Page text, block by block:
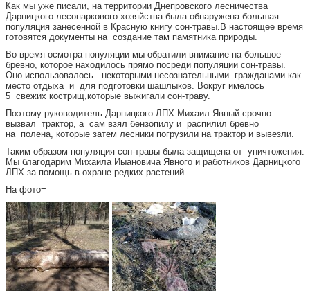
Как мы уже писали, на территории Днепровского лесничества
Дарницкого лесопаркового хозяйства была обнаружена большая
популяция занесенной в Красную книгу сон-травы.В настоящее время
готовятся документы на создание там памятника природы.
Во время осмотра популяции мы обратили внимание на большое
бревно, которое находилось прямо посреди популяции сон-травы.
Оно использовалось некоторыми несознательными гражданами как
место отдыха и для подготовки шашлыков. Вокруг имелось
5 свежих кострищ,которые выжигали сон-траву.
Поэтому руководитель Дарницкого ЛПХ Михаил Явный срочно
вызвал трактор, а сам взял бензопилу и распилил бревно
на полена, которые затем лесники погрузили на трактор и вывезли.
Таким образом популяция сон-травы была защищена от уничтожения.
Мы благодарим Михаила Иыановича Явного и работников Дарницкого
ЛПХ за помощь в охране редких растений.
На фото=